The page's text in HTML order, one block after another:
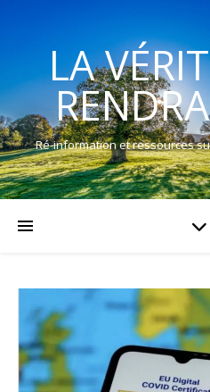
LA
Ré-information et ressources